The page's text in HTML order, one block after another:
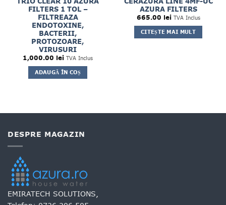
FILTERS 1 TOL –
FILTREAZA
ENDOTOXINE,
BACTERII,
PROTOZOARE,
VIRUSURI
1,000.00 lei TVA Inclus
ADAUGĂ ÎN COȘ
AZURA FILTERS
665.00 lei TVA Inclus
CITEȘTE MAI MULT
DESPRE MAGAZIN
EMIRATECH SOLUTIONS,